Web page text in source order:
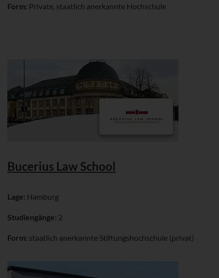
Form: Private, staatlich anerkannte Hochschule
Bucerius Law School
Lage: Hamburg
Studiengänge: 2
Form: staatlich anerkannte Stiftungshochschule (privat)